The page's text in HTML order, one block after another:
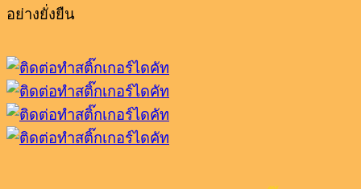
อย่างยั่งยืน